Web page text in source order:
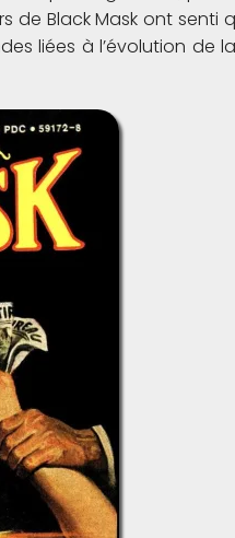
Black Mask ont senti
liées à l’évolution de